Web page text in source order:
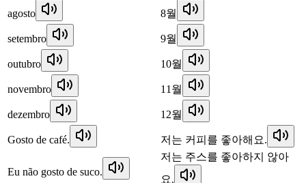
agosto 8월
setembro 9월
outubro 10월
novembro 11월
dezembro 12월
Gosto de café. 저는 커피를 좋아해요.
Eu não gosto de suco.
저는 주스를 좋아하지 않아
요.